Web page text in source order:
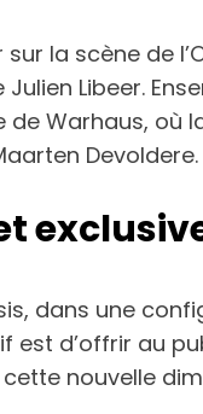
la scène de
Libeer.
Warhaus, où
Devoldere.
dans une
est d’offrir au
nouvelle